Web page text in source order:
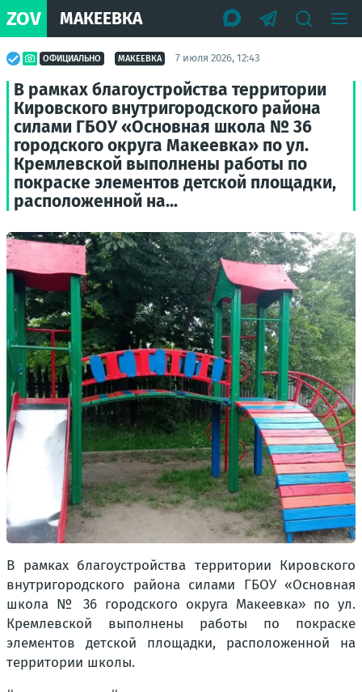
ZOV МАКЕЕВКА
ОФИЦИАЛЬНО МАКЕЕВКА 7 июля 2026, 12:43
В рамках благоустройства территории
Кировского внутригородского района
силами ГБОУ «Основная школа № 36
городского округа Макеевка» по ул.
Кремлевской выполнены работы по
покраске элементов детской площадки,
расположенной на...
В рамках благоустройства территории Кировского
внутригородского района силами ГБОУ «Основная
школа № 36 городского округа Макеевка» по ул.
Кремлевской выполнены работы по покраске
элементов детской площадки, расположенной на
территории школы.